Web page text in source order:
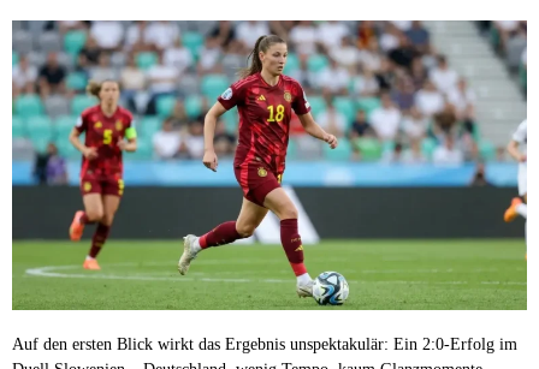
Auf den ersten Blick wirkt das Ergebnis unspektakulär: Ein 2:0-Erfolg im